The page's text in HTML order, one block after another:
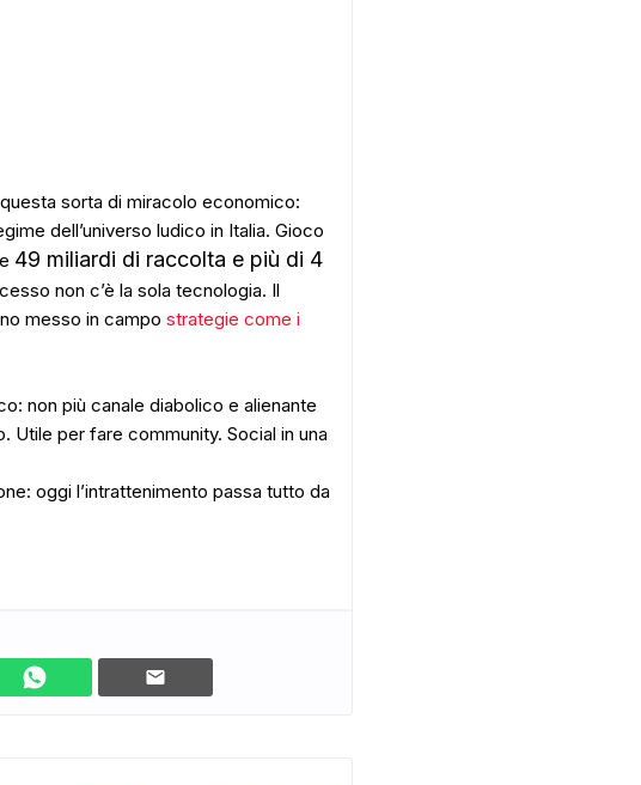
sorta di miracolo economico:
dell’universo ludico in Italia. Gioco
49 miliardi di raccolta e più di 4
non c’è la sola tecnologia. Il
messo in campo strategie come i
non più canale diabolico e alienante
Utile per fare community. Social in una
oggi l’intrattenimento passa tutto da